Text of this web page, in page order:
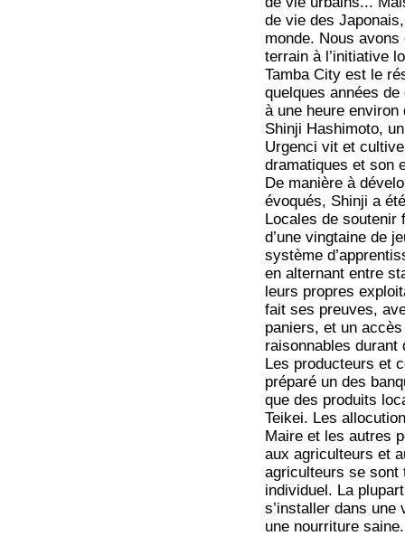
de vie des
monde. Nous avons
terrain à l’initiative
Tamba City est le
quelques années
à une heure environ
Shinji Hashimoto,
Urgenci vit et
dramatiques et son
De manière à
évoqués, Shinji a
Locales de soutenir
d’une vingtaine de
système
en alternant entre
leurs propres
fait ses preuves,
paniers, et un
raisonnables durant
Les producteurs et
préparé un des
que des produits
Teikei. Les
Maire et les autres
aux agriculteurs et
agriculteurs se sont
individuel. La
s’installer dans
une nourriture saine.